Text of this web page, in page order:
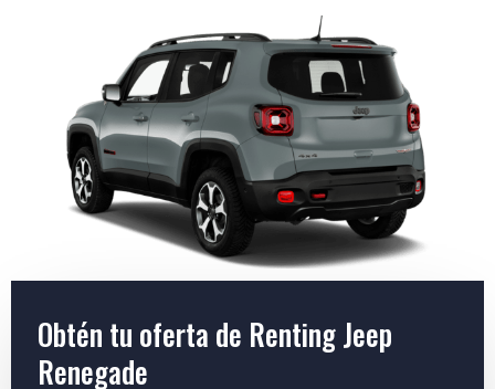
Obtén tu oferta de Renting Jeep
Renegade